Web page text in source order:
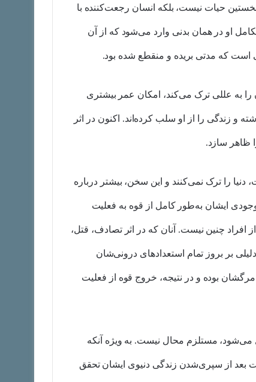
حیات نیست، بلکه انسان رجعت‌کننده با
او در همان بدنی وارد می‌شود که از آن
است که مدتی بریده و منقطع شده بود.
به عللی ترک می‌کند، امکان عمر بیشتری
و زندگی را از او سلب کرده‌اند. اکنون در اثر
ظاهر سازد.
را ترک نمی‌کنند و این سخن، بیشتر درباره
ایشان به‌طور کامل از قوه به فعلیت
چنین نیست. آنان که در اثر تصادف، قتل،
بر بروز تمام استعدادهای درونی‌شان
بوده و در نتیجه، خروج قوه از فعلیت
می‌شود، مستلزم محال نیست. به ویژه آنکه
بعد از سپری‌شدن زندگی دنیوی ایشان تحقق